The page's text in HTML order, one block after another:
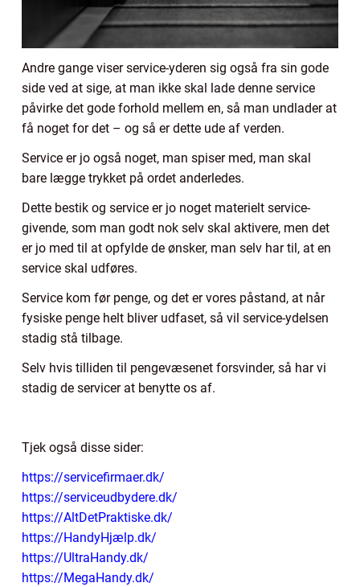
Andre gange viser service-yderen sig også fra sin gode
side ved at sige, at man ikke skal lade denne service
påvirke det gode forhold mellem en, så man undlader at
få noget for det – og så er dette ude af verden.
Service er jo også noget, man spiser med, man skal
bare lægge trykket på ordet anderledes.
Dette bestik og service er jo noget materielt service-
givende, som man godt nok selv skal aktivere, men det
er jo med til at opfylde de ønsker, man selv har til, at en
service skal udføres.
Service kom før penge, og det er vores påstand, at når
fysiske penge helt bliver udfaset, så vil service-ydelsen
stadig stå tilbage.
Selv hvis tilliden til pengevæsenet forsvinder, så har vi
stadig de servicer at benytte os af.
Tjek også disse sider:
https://servicefirmaer.dk/
https://serviceudbydere.dk/
https://AltDetPraktiske.dk/
https://HandyHjælp.dk/
https://UltraHandy.dk/
https://MegaHandy.dk/